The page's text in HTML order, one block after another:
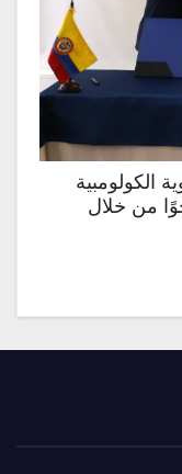
الكولومبية
من خلال